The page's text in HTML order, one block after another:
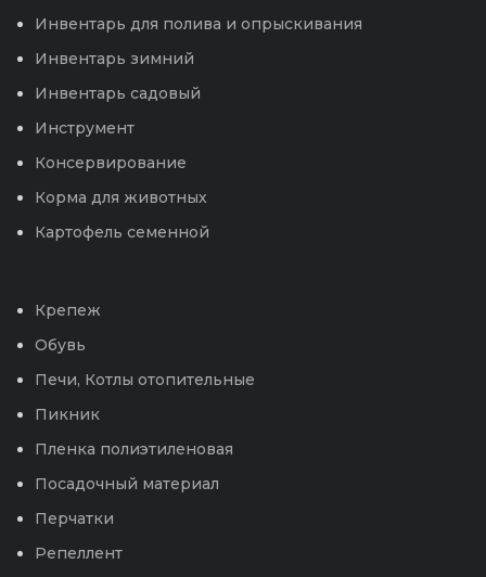
Инвентарь для полива и опрыскивания
Инвентарь зимний
Инвентарь садовый
Инструмент
Консервирование
Корма для животных
Картофель семенной
Крепеж
Обувь
Печи, Котлы отопительные
Пикник
Пленка полиэтиленовая
Посадочный материал
Перчатки
Репеллент